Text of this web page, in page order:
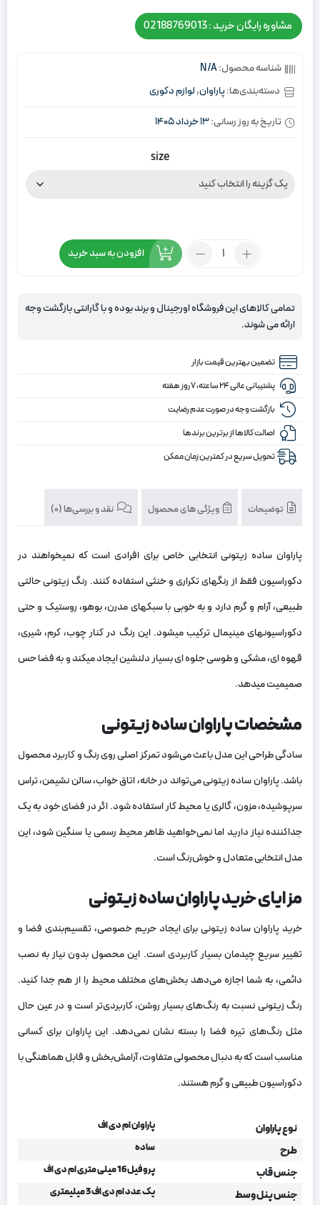
مشاوره رایگان خرید : 02188769013
شناسه محصول:N/A
دسته‌بندی‌ها:پاراوان,لوازم دکوری
تاریخ به روز رسانی:13 خرداد 1405
size
تعداد:
زیتونی
افزودن به سبد خرید
تمامی کالاهای این فروشگاه اورجینال و برند بوده و با گارانتی بازگشت وجه
ارائه می شوند.
تضمین بهترین قیمت بازار
پشتیبانی عالی ۲۴ ساعته، ۷ روز هفته
بازگشت وجه در صورت عدم رضایت
اصالت کالاها از برترین برندها
تحویل سریع در کمترین زمان ممکن
توضیحات ویژگی های محصول نقد و بررسی‌ها (0)
پاراوان ساده زیتونی انتخابی خاص برای افرادی است که نمیخواهند در
دکوراسیون فقط از رنگهای تکراری و خنثی استفاده کنند. رنگ زیتونی حالتی
طبیعی، آرام و گرم دارد و به خوبی با سبکهای مدرن، بوهو، روستیک و حتی
دکوراسیونهای مینیمال ترکیب میشود. این رنگ در کنار چوب، کرم، شیری،
قهوه‌ ای، مشکی و طوسی جلوه‌ ای بسیار دلنشین ایجاد میکند و به فضا حس
صمیمیت میدهد.
مشخصات پاراوان ساده زیتونی
سادگی طراحی این مدل باعث می‌شود تمرکز اصلی روی رنگ و کاربرد محصول
باشد. پاراوان ساده زیتونی می‌تواند در خانه، اتاق خواب، سالن نشیمن، تراس
سرپوشیده، مزون، گالری یا محیط کار استفاده شود. اگر در فضای خود به یک
جداکننده نیاز دارید اما نمی‌خواهید ظاهر محیط رسمی یا سنگین شود، این
مدل انتخابی متعادل و خوش‌رنگ است.
مزایای خرید پاراوان ساده زیتونی
خرید پاراوان ساده زیتونی برای ایجاد حریم خصوصی، تقسیم‌بندی فضا و
تغییر سریع چیدمان بسیار کاربردی است. این محصول بدون نیاز به نصب
دائمی، به شما اجازه می‌دهد بخش‌های مختلف محیط را از هم جدا کنید.
رنگ زیتونی نسبت به رنگ‌های بسیار روشن، کاربردی‌تر است و در عین حال
مثل رنگ‌های تیره فضا را بسته نشان نمی‌دهد. این پاراوان برای کسانی
مناسب است که به دنبال محصولی متفاوت، آرامش‌بخش و قابل هماهنگی با
دکوراسیون طبیعی و گرم هستند.
نوع پاراوان پاراوان ام دی اف
طرح ساده
جنس قاب پروفیل 16 میلی متری ام دی اف
جنس پنل وسط یک عدد ام دی اف 3 میلیمتری